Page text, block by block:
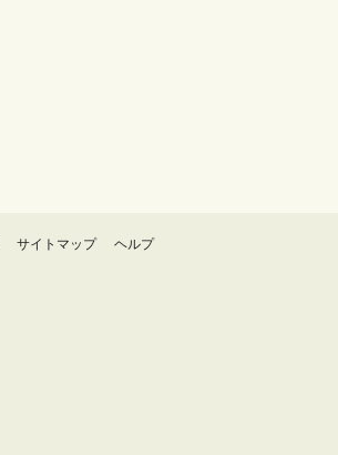
サイトマップ ヘルプ